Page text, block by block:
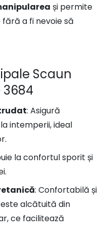
și permite
a fi nevoie să
Scaun
: Asigură
intemperii, ideal
la confortul sporit și
: Confortabilă și
alcătuită din
ce facilitează